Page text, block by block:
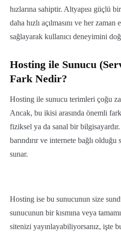
hızlarına sahiptir. Altyapısı güçlü
daha hızlı açılmasını ve her zaman
sağlayarak kullanıcı deneyimini
Hosting ile Sunucu
Fark Nedir?
Hosting ile sunucu terimleri çoğu
Ancak, bu ikisi arasında önemli
fiziksel ya da sanal bir
barındırır ve internete bağlı
sunar.
Hosting ise bu sunucunun size
sunucunun bir kısmına veya
sitenizi yayınlayabiliyorsanız, işte